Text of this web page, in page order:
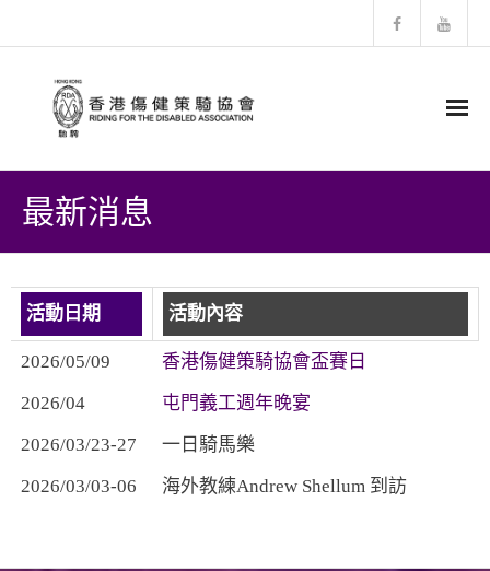
主頁
- 歷史發展
- 組織結構
- 馬匹介紹
- 會訊
- 其他活動及比賽
最新消息
活動日期 活動內容
2026/05/09
香港傷健策騎協會盃賽日
2026/04
屯門義工週年晚宴
2026/03/23-27
一日騎馬樂
2026/03/03-06
海外教練Andrew Shellum 到訪